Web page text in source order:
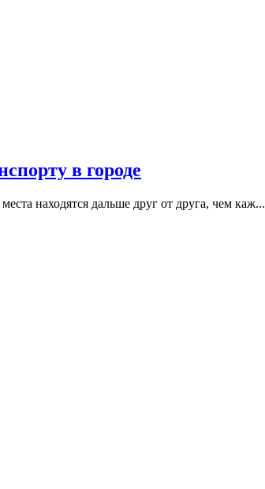
в городе
находятся дальше друг от друга, чем каж...